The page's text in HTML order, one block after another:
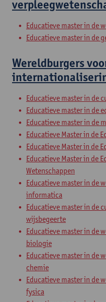
Educatieve master in de
Educatieve master in de
Wereldburgers
Educatieve master in de
Educatieve master in de
Educatieve master in de
Educatieve Master in de
Educatieve Master in de
Educatieve Master in de
Wetenschappen
Educatieve master in de
informatica
Educatieve master in de
wijsbegeerte
Educatieve master in de
biologie
Educatieve master in de
chemie
Educatieve master in de
fysica